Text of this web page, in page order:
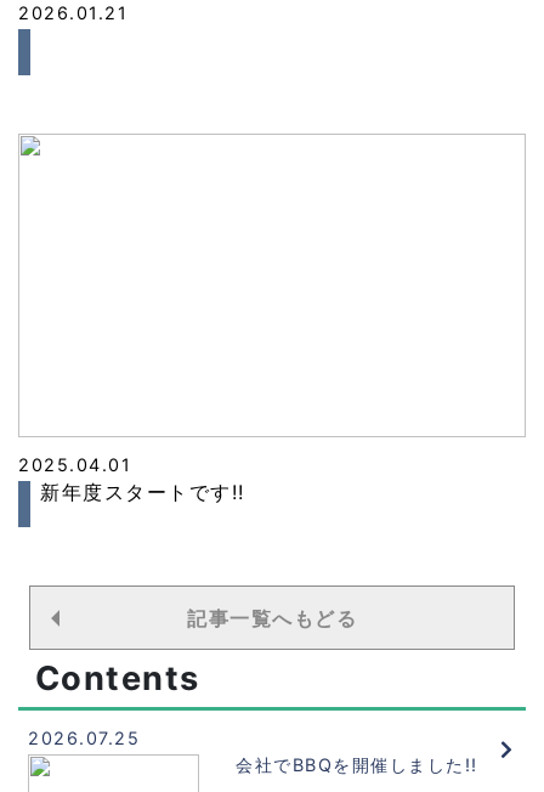
2026.01.21
2025.04.01
新年度スタートです!!
記事一覧へもどる
Contents
2026.07.25
会社でBBQを開催しました!!